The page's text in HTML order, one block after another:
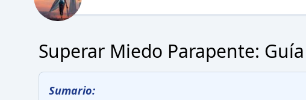
Superar Miedo Parapente:
Sumario: